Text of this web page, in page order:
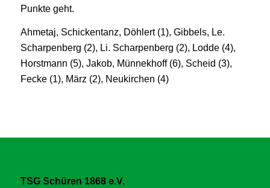
Punkte geht.
Ahmetaj, Schickentanz, Döhlert (1), Gibbels, Le.
Scharpenberg (2), Li. Scharpenberg (2), Lodde (4),
Horstmann (5), Jakob, Münnekhoff (6), Scheid (3),
Fecke (1), März (2), Neukirchen (4)
TSG Schüren 1868 e.V.